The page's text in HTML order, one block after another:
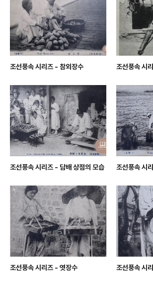
조선풍속 시리즈 - 참외장수 조선풍속 시
조선풍속 시리즈 - 담배 상점의 모습 조선풍속 시
조선풍속 시리즈 - 엿장수 조선풍속 시